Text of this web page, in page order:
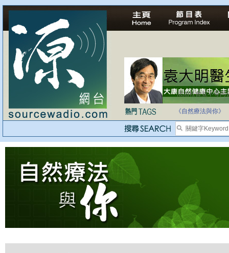
法治社會並不等同
自家教育合法化-
《自然療法與你》